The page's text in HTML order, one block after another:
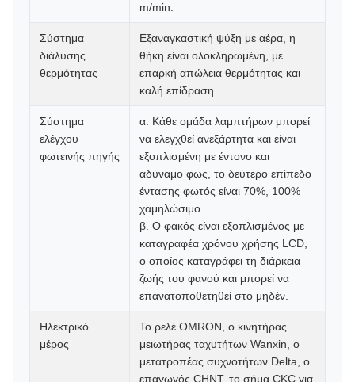
m/min.
Σύστημα
διάλυσης
θερμότητας
Εξαναγκαστική ψύξη με αέρα, η
θήκη είναι ολοκληρωμένη, με
επαρκή απώλεια θερμότητας και
καλή επίδραση.
Σύστημα
ελέγχου
φωτεινής πηγής
α. Κάθε ομάδα λαμπτήρων μπορεί
να ελεγχθεί ανεξάρτητα και είναι
εξοπλισμένη με έντονο και
αδύναμο φως, το δεύτερο επίπεδο
έντασης φωτός είναι 70%, 100%
χαμηλώσιμο.
β. Ο φακός είναι εξοπλισμένος με
καταγραφέα χρόνου χρήσης LCD,
ο οποίος καταγράφει τη διάρκεια
ζωής του φανού και μπορεί να
επανατοποθετηθεί στο μηδέν.
Ηλεκτρικό
μέρος
Το ρελέ OMRON, ο κινητήρας
μειωτήρας ταχυτήτων Wanxin, ο
μετατροπέας συχνοτήτων Delta, ο
επαγωγός CHNT, το σήμα CKC για